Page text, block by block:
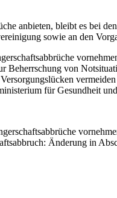
anbieten, bleibt es bei
sowie an den
Beherrschung von
für Gesundheit
Änderung in